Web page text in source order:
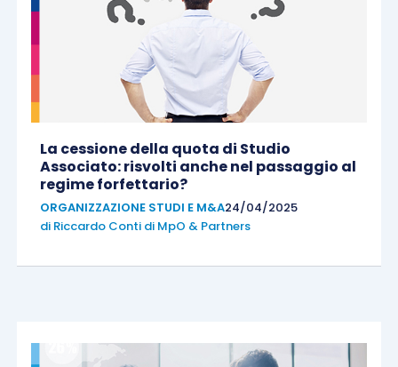
La cessione della quota di Studio
Associato: risvolti anche nel passaggio al
regime forfettario?
ORGANIZZAZIONE STUDI E M&A24/04/2025
di Riccardo Conti di MpO & Partners